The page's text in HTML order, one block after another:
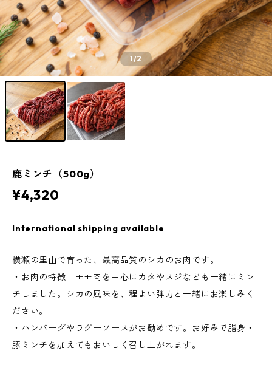
1/2
鹿ミンチ（500g）
¥4,320
International shipping available
横瀬の里山で育った、最高品質のシカのお肉です。
・お肉の特徴 モモ肉を中心にカタやスジなども一緒にミン
チしました。シカの風味を、程よい弾力と一緒にお楽しみく
ださい。
・ハンバーグやラグーソースがお勧めです。お好みで脂身・
豚ミンチを加えてもおいしく召し上がれます。